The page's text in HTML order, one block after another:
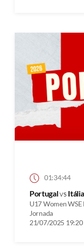
01:34:44
Portugalvs Itália
U17 Women WSE
Jornada
21/07/2025 19:20